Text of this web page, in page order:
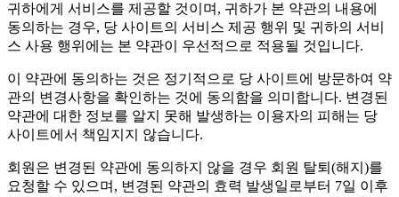
귀하에게 서비스를 제공할 것이며, 귀하가 본 약관의 내용에
동의하는 경우, 당 사이트의 서비스 제공 행위 및 귀하의 서비
스 사용 행위에는 본 약관이 우선적으로 적용될 것입니다.
이 약관에 동의하는 것은 정기적으로 당 사이트에 방문하여 약
관의 변경사항을 확인하는 것에 동의함을 의미합니다. 변경된
약관에 대한 정보를 알지 못해 발생하는 이용자의 피해는 당
사이트에서 책임지지 않습니다.
회원은 변경된 약관에 동의하지 않을 경우 회원 탈퇴(해지)를
요청할 수 있으며, 변경된 약관의 효력 발생일로부터 7일 이후